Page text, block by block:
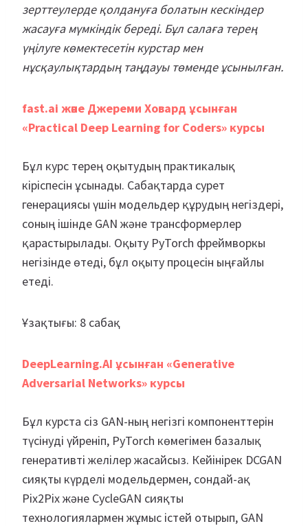
зерттеулерде қолдануға болатын кескіндер
жасауға мүмкіндік береді. Бұл салаға терең
үңілуге көмектесетін курстар мен
нұсқаулықтардың таңдауы төменде ұсынылған.
fast.ai және Джереми Ховард ұсынған
«Practical Deep Learning for Coders» курсы
Бұл курс терең оқытудың практикалық
кіріспесін ұсынады. Сабақтарда сурет
генерациясы үшін модельдер құрудың негіздері,
соның ішінде GAN және трансформерлер
қарастырылады. Оқыту PyTorch фреймворкы
негізінде өтеді, бұл оқыту процесін ыңғайлы
етеді.
Ұзақтығы: 8 сабақ
DeepLearning.AI ұсынған «Generative
Adversarial Networks» курсы
Бұл курста сіз GAN-ның негізгі компоненттерін
түсінуді үйреніп, PyTorch көмегімен базалық
генеративті желілер жасайсыз. Кейінірек DCGAN
сияқты күрделі модельдермен, сондай-ақ
Pix2Pix және CycleGAN сияқты
технологиялармен жұмыс істей отырып, GAN